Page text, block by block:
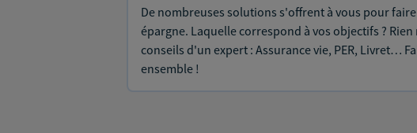
De nombreuses solutions s'offrent à vous pour
épargne. Laquelle correspond à vos objectifs ? Rien
conseils d'un expert : Assurance vie, PER, Livret…
ensemble !